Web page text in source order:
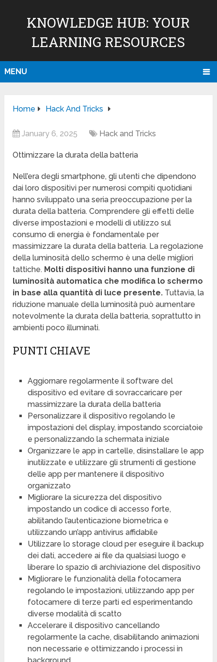
KNOWLEDGE HUB: YOUR
LEARNING RESOURCES
MENU
Home Hack And Tricks
January 6, 2025 Hack and Tricks
Ottimizzare la durata della batteria
Nell’era degli smartphone, gli utenti che dipendono
dai loro dispositivi per numerosi compiti quotidiani
hanno sviluppato una seria preoccupazione per la
durata della batteria. Comprendere gli effetti delle
diverse impostazioni e modelli di utilizzo sul
consumo di energia è fondamentale per
massimizzare la durata della batteria. La regolazione
della luminosità dello schermo è una delle migliori
tattiche. Molti dispositivi hanno una funzione di
luminosità automatica che modifica lo schermo
in base alla quantità di luce presente. Tuttavia, la
riduzione manuale della luminosità può aumentare
notevolmente la durata della batteria, soprattutto in
ambienti poco illuminati.
PUNTI CHIAVE
Aggiornare regolarmente il software del
dispositivo ed evitare di sovraccaricare per
massimizzare la durata della batteria
Personalizzare il dispositivo regolando le
impostazioni del display, impostando scorciatoie
e personalizzando la schermata iniziale
Organizzare le app in cartelle, disinstallare le app
inutilizzate e utilizzare gli strumenti di gestione
delle app per mantenere il dispositivo
organizzato
Migliorare la sicurezza del dispositivo
impostando un codice di accesso forte,
abilitando l’autenticazione biometrica e
utilizzando un’app antivirus affidabile
Utilizzare lo storage cloud per eseguire il backup
dei dati, accedere ai file da qualsiasi luogo e
liberare lo spazio di archiviazione del dispositivo
Migliorare le funzionalità della fotocamera
regolando le impostazioni, utilizzando app per
fotocamere di terze parti ed esperimentando
diverse modalità di scatto
Accelerare il dispositivo cancellando
regolarmente la cache, disabilitando animazioni
non necessarie e ottimizzando i processi in